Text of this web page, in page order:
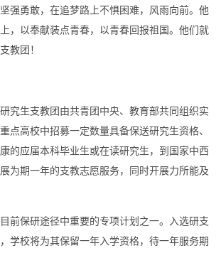
强勇敢，在追梦路上不惧困难，风雨向前。他
，以奉献装点青春，以青春回报祖国。他们就
教团！
究生支教团由共青团中央、教育部共同组织实
点高校中招募一定数量具备保送研究生资格、
的应届本科毕业生或在读研究生，到国家中西
为期一年的支教志愿服务，同时开展力所能及
前保研途径中重要的专项计划之一。入选研支
学校将为其保留一年入学资格，待一年服务期